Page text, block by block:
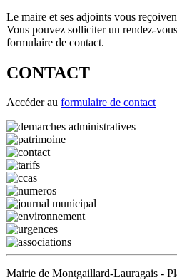
Le maire et ses adjoints vous
Vous pouvez solliciter un rendez-
formulaire de contact.
CONTACT
Accéder au formulaire de contact
Mairie de Montgaillard-Lauragais -